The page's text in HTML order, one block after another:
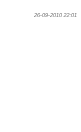
26-09-2010 22:01